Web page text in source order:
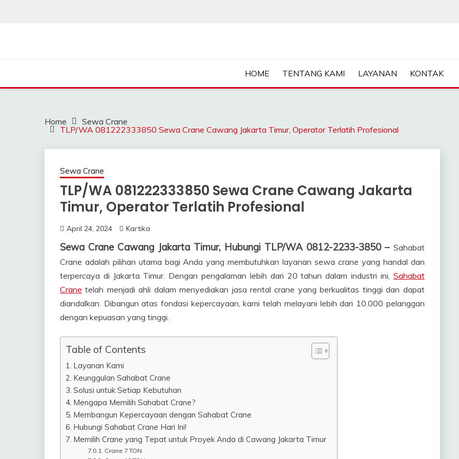
HOME TENTANG KAMI LAYANAN KONTAK
Home
Sewa Crane
TLP/WA 081222333850 Sewa Crane Cawang Jakarta Timur, Operator Terlatih Profesional
Sewa Crane
TLP/WA 081222333850 Sewa Crane Cawang Jakarta
Timur, Operator Terlatih Profesional
April 24, 2024 Kartika
Sewa Crane Cawang Jakarta Timur, Hubungi TLP/WA 0812-2233-3850 – Sahabat
Crane adalah pilihan utama bagi Anda yang membutuhkan layanan sewa crane yang handal dan
terpercaya di Jakarta Timur. Dengan pengalaman lebih dari 20 tahun dalam industri ini, Sahabat
Crane telah menjadi ahli dalam menyediakan jasa rental crane yang berkualitas tinggi dan dapat
diandalkan. Dibangun atas fondasi kepercayaan, kami telah melayani lebih dari 10.000 pelanggan
dengan kepuasan yang tinggi.
Table of Contents
Layanan Kami
Keunggulan Sahabat Crane
Solusi untuk Setiap Kebutuhan
Mengapa Memilih Sahabat Crane?
Membangun Kepercayaan dengan Sahabat Crane
Hubungi Sahabat Crane Hari Ini!
Memilih Crane yang Tepat untuk Proyek Anda di Cawang Jakarta Timur
Crane 7 TON